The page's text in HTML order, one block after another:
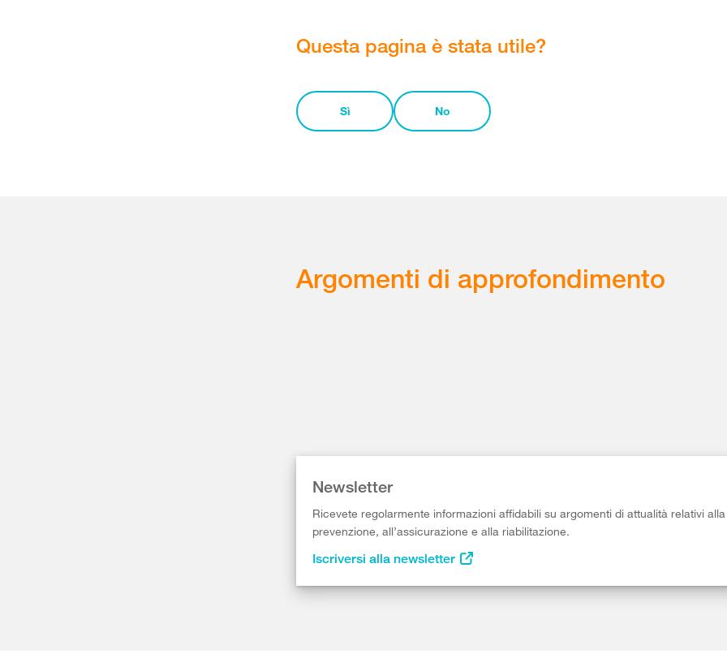
Questa pagina è stata utile?
Sì No
Argomenti di approfondimento
Newsletter
Ricevete regolarmente informazioni affidabili su argomenti di attualità relativi alla
prevenzione, all’assicurazione e alla riabilitazione.
Iscriversi alla newsletter